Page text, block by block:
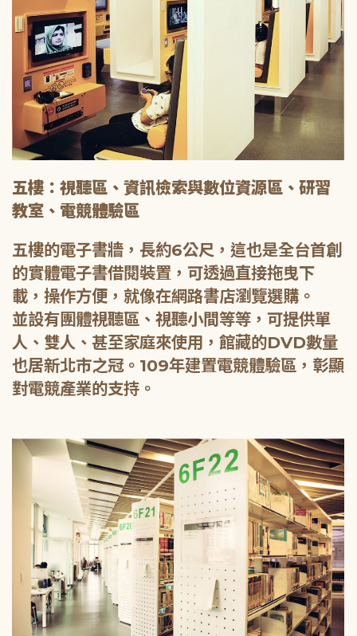
五樓：視聽區、資訊檢索與數位資源區、研習
教室、電競體驗區
五樓的電子書牆，長約6公尺，這也是全台首創
的實體電子書借閱裝置，可透過直接拖曳下
載，操作方便，就像在網路書店瀏覽選購。
並設有團體視聽區、視聽小間等等，可提供單
人、雙人、甚至家庭來使用，館藏的DVD數量
也居新北市之冠。109年建置電競體驗區，彰顯
對電競產業的支持。